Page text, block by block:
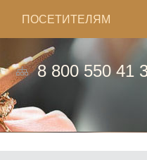
ПОСЕТИТЕЛЯМ
8 800 550 41